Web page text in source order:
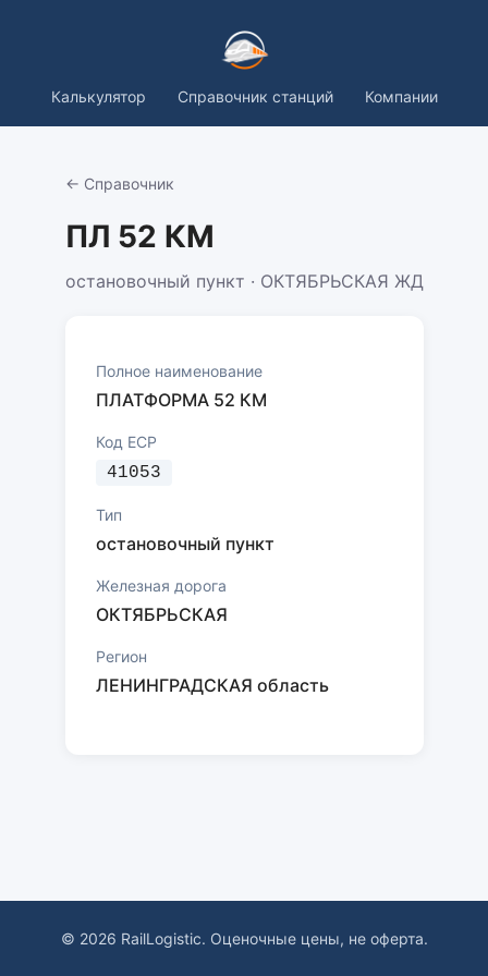
Калькулятор Справочник станций Компании
← Справочник
ПЛ 52 КМ
остановочный пункт · ОКТЯБРЬСКАЯ ЖД
Полное наименование
ПЛАТФОРМА 52 КМ
Код ЕСР
41053
Тип
остановочный пункт
Железная дорога
ОКТЯБРЬСКАЯ
Регион
ЛЕНИНГРАДСКАЯ область
© 2026 RailLogistic. Оценочные цены, не оферта.